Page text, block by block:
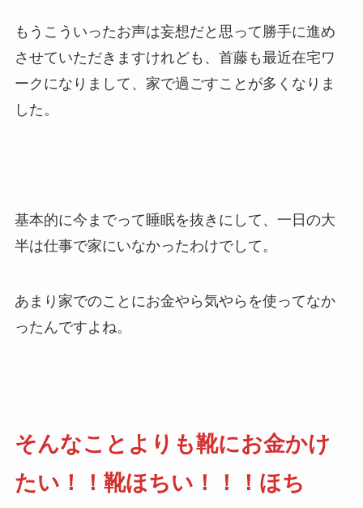
もうこういったお声は妄想だと思って勝手に進め
させていただきますけれども、首藤も最近在宅ワ
ークになりまして、家で過ごすことが多くなりま
した。
基本的に今までって睡眠を抜きにして、一日の大
半は仕事で家にいなかったわけでして。
あまり家でのことにお金やら気やらを使ってなか
ったんですよね。
そんなことよりも靴にお金かけ
たい！！靴ほちい！！！ほち